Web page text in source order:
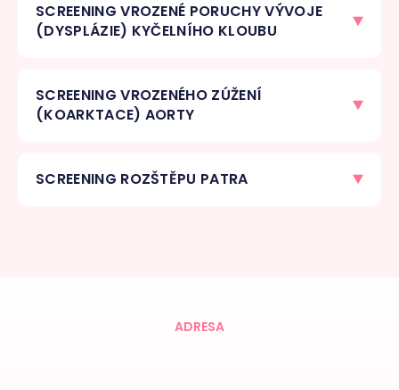
SCREENING VROZENÉ PORUCHY VÝVOJE
(DYSPLÁZIE) KYČELNÍHO KLOUBU
SCREENING VROZENÉHO ZÚŽENÍ
(KOARKTACE) AORTY
SCREENING ROZŠTĚPU PATRA
ADRESA